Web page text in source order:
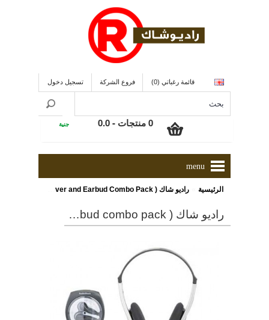
قائمة رغباتي (0) فروع الشركة تسجيل دخول
0 منتجات - 0.0 جنية
menu
الرئيسية راديو شاك ( Over and Earbud Combo Pack) سماعات اذن
راديو شاك ( over and earbud combo pack) سماعات اذن